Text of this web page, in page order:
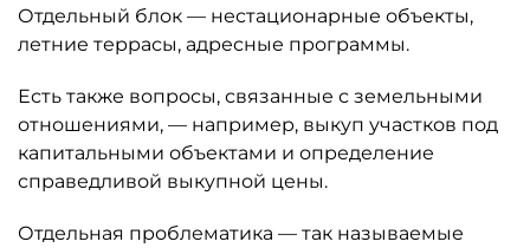
Отдельный блок — нестационарные объекты,
летние террасы, адресные программы.
Есть также вопросы, связанные с земельными
отношениями, — например, выкуп участков под
капитальными объектами и определение
справедливой выкупной цены.
Отдельная проблематика — так называемые